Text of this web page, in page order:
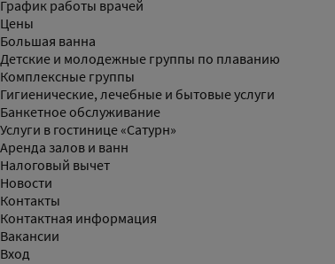
График работы врачей
Цены
Большая ванна
Детские и молодежные группы по плаванию
Комплексные группы
Гигиенические, лечебные и бытовые услуги
Банкетное обслуживание
Услуги в гостинице «Сатурн»
Аренда залов и ванн
Налоговый вычет
Новости
Контакты
Контактная информация
Вакансии
Вход